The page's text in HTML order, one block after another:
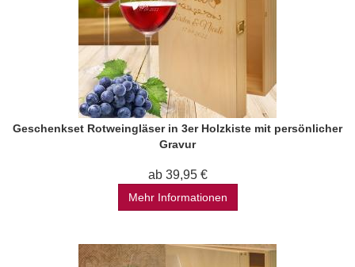
Geschenkset Rotweingläser in 3er Holzkiste mit persönlicher
Gravur
ab 39,95 €
Mehr Informationen